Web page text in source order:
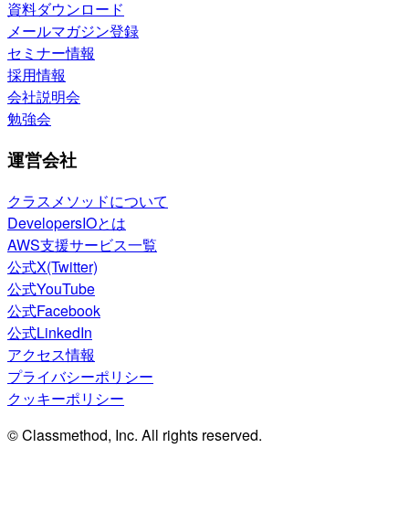
資料ダウンロード
メールマガジン登録
セミナー情報
採用情報
会社説明会
勉強会
運営会社
クラスメソッドについて
DevelopersIOとは
AWS支援サービス一覧
公式X(Twitter)
公式YouTube
公式Facebook
公式LinkedIn
アクセス情報
プライバシーポリシー
クッキーポリシー
© Classmethod, Inc. All rights reserved.